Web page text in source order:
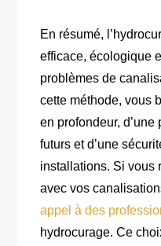
En résumé,
efficace, écologique
problèmes de
cette méthode, vous
en profondeur,
futurs et d’une
installations. Si vous
avec vos
appel à des
hydrocurage. Ce